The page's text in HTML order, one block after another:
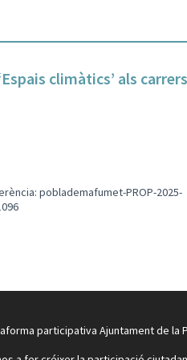
climàtics’ als
poblademafumet-PROP-2025-
participativa Ajuntament de la